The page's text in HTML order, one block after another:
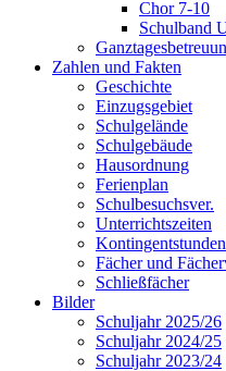
Chor 7-10
Schulband
Zahlen und Fakten
Geschichte
Einzugsgebiet
Schulgelände
Schulgebäude
Hausordnung
Ferienplan
Schulbesuchsver.
Unterrichtszeiten
Fächer und
Schließfächer
Bilder
Schuljahr 2025/26
Schuljahr 2024/25
Schuljahr 2023/24